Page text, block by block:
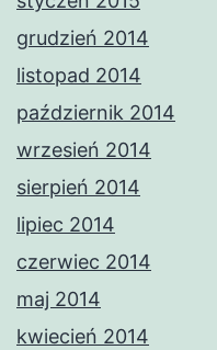
grudzień 2014
listopad 2014
październik 2014
wrzesień 2014
sierpień 2014
lipiec 2014
czerwiec 2014
maj 2014
kwiecień 2014